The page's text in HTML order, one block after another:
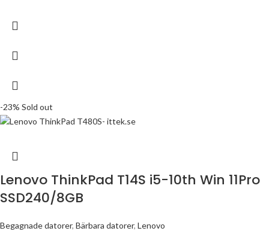
-23% Sold out
Lenovo ThinkPad T14S i5-10th Win 11Pro
SSD240/8GB
Begagnade datorer, Bärbara datorer, Lenovo